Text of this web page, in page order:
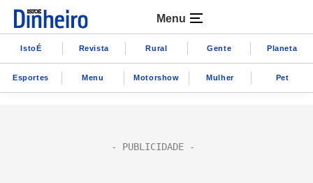
Menu
IstoÉ Revista Rural Gente Planeta
Esportes Menu Motorshow Mulher Pet